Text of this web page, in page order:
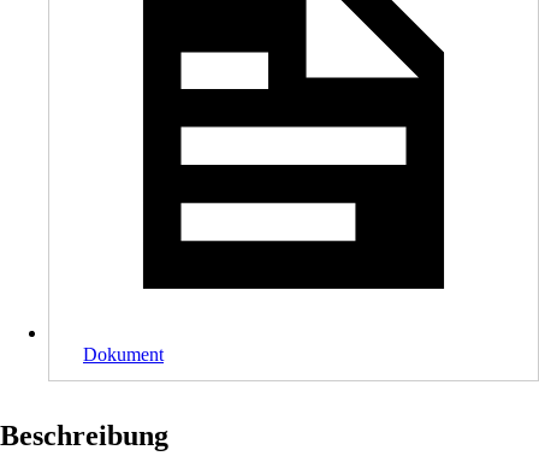
Dokument
Beschreibung